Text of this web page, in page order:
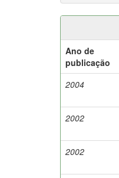
Ano de
publicação
2004
2002
2002